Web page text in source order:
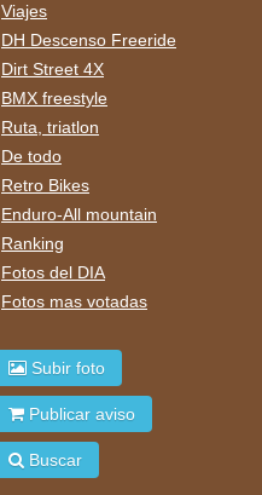
Viajes
DH Descenso Freeride
Dirt Street 4X
BMX freestyle
Ruta, triatlon
De todo
Retro Bikes
Enduro-All mountain
Ranking
Fotos del DIA
Fotos mas votadas
Subir foto
Publicar aviso
Buscar